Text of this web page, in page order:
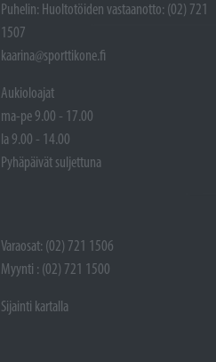
Puhelin: Huoltotöiden vastaanotto: (02) 721
1507
kaarina@sporttikone.fi
Aukioloajat
ma-pe 9.00 - 17.00
la 9.00 - 14.00
Pyhäpäivät suljettuna
Varaosat: (02) 721 1506
Myynti : (02) 721 1500
Sijainti kartalla